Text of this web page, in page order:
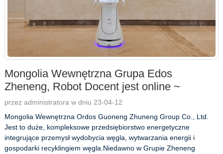
Mongolia Wewnętrzna Grupa Edos
Zheneng, Robot Docent jest online ~
przez administratora w dniu 23-04-12
Mongolia Wewnętrzna Ordos Guoneng Zhuneng Group Co., Ltd.
Jest to duże, kompleksowe przedsiębiorstwo energetyczne
integrujące przemysł wydobycia węgla, wytwarzania energii i
gospodarki recyklingiem węgla.Niedawno w Grupie Zheneng